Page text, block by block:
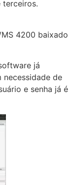
4200 baixado
já
necessidade de
e senha já é